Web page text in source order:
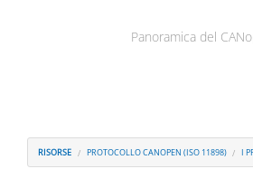
Panoramica del
RISORSE PROTOCOLLO CANOPEN (ISO 11898) I